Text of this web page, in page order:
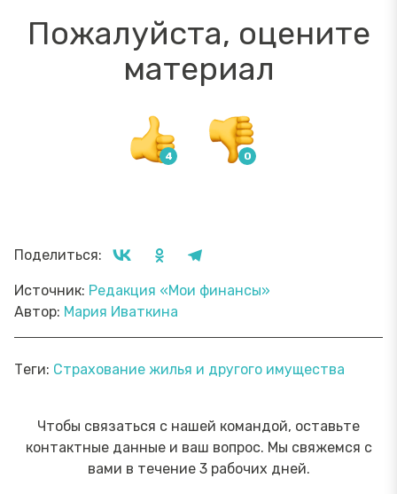
Пожалуйста, оцените
материал
Поделиться:
Источник: Редакция «Мои финансы»
Автор: Мария Иваткина
Теги: Страхование жилья и другого имущества
Чтобы связаться с нашей командой, оставьте
контактные данные и ваш вопрос. Мы свяжемся с
вами в течение 3 рабочих дней.